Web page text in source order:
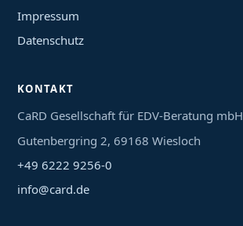
Impressum
Datenschutz
KONTAKT
CaRD Gesellschaft für EDV-Beratung mbH
Gutenbergring 2, 69168 Wiesloch
+49 6222 9256-0
info@card.de